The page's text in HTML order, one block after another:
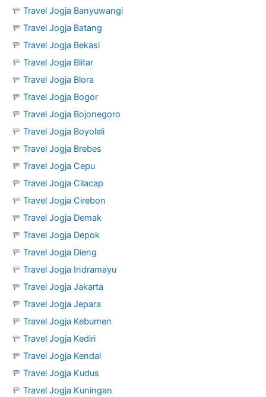
🚥 Travel Jogja Banyuwangi
🚥 Travel Jogja Batang
🚥 Travel Jogja Bekasi
🚥 Travel Jogja Blitar
🚥 Travel Jogja Blora
🚥 Travel Jogja Bogor
🚥 Travel Jogja Bojonegoro
🚥 Travel Jogja Boyolali
🚥 Travel Jogja Brebes
🚥 Travel Jogja Cepu
🚥 Travel Jogja Cilacap
🚥 Travel Jogja Cirebon
🚥 Travel Jogja Demak
🚥 Travel Jogja Depok
🚥 Travel Jogja Dieng
🚥 Travel Jogja Indramayu
🚥 Travel Jogja Jakarta
🚥 Travel Jogja Jepara
🚥 Travel Jogja Kebumen
🚥 Travel Jogja Kediri
🚥 Travel Jogja Kendal
🚥 Travel Jogja Kudus
🚥 Travel Jogja Kuningan